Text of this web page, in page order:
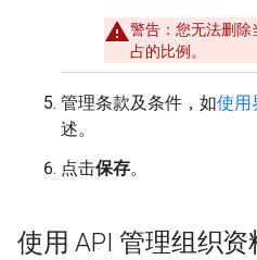
警告 ：您无法删
占的比例。
管理条款及条件，如使用
述。
点击保存。
使用 API 管理组织资